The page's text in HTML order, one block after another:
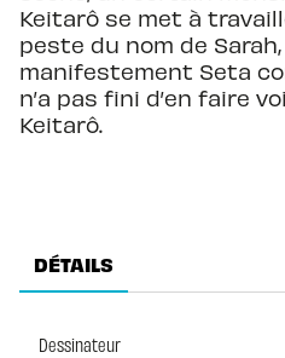
Keitarô se met à
peste du nom de
manifestement Seta
n’a pas fini d’en faire
Keitarô.
DÉTAILS
Dessinateur